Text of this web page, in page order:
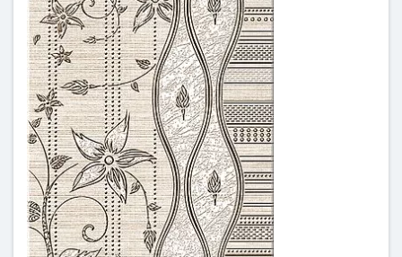
Поверхность
матовая
Коллекция
Azori